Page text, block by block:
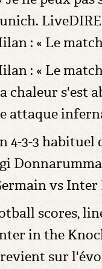
: « Le
: « Le
chaleur s'est
attaque
4-3-3
vs Inter
scores,
in the
sur